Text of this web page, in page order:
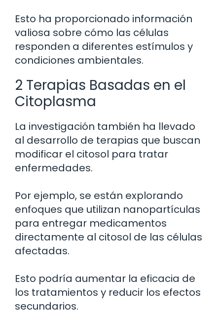
Esto ha proporcionado información
valiosa sobre cómo las células
responden a diferentes estímulos y
condiciones ambientales.
2 Terapias Basadas en el
Citoplasma
La investigación también ha llevado
al desarrollo de terapias que buscan
modificar el citosol para tratar
enfermedades.
Por ejemplo, se están explorando
enfoques que utilizan nanopartículas
para entregar medicamentos
directamente al citosol de las células
afectadas.
Esto podría aumentar la eficacia de
los tratamientos y reducir los efectos
secundarios.